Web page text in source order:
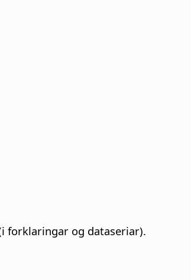
forklaringar og dataseriar).